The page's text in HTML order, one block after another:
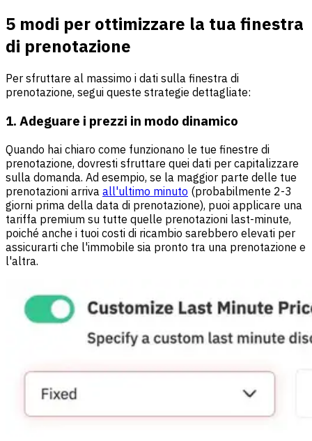
5 modi per ottimizzare la tua finestra
di prenotazione
Per sfruttare al massimo i dati sulla finestra di
prenotazione, segui queste strategie dettagliate:
1. Adeguare i prezzi in modo dinamico
Quando hai chiaro come funzionano le tue finestre di
prenotazione, dovresti sfruttare quei dati per capitalizzare
sulla domanda. Ad esempio, se la maggior parte delle tue
prenotazioni arriva all'ultimo minuto (probabilmente 2-3
giorni prima della data di prenotazione), puoi applicare una
tariffa premium su tutte quelle prenotazioni last-minute,
poiché anche i tuoi costi di ricambio sarebbero elevati per
assicurarti che l'immobile sia pronto tra una prenotazione e
l'altra.